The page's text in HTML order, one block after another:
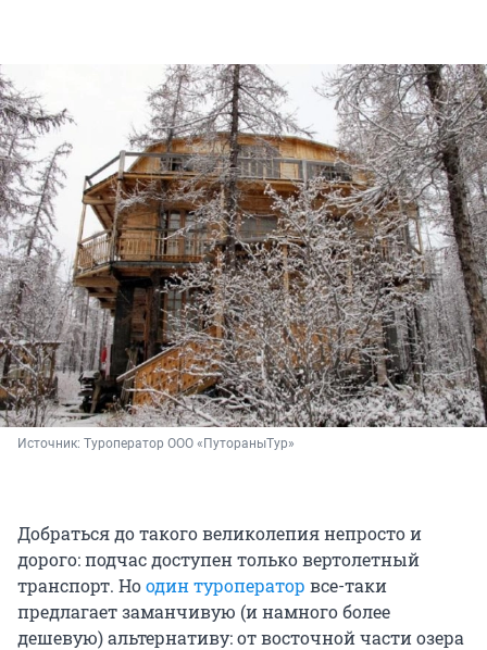
Источник: Туроператор ООО «ПутораныТур»
Добраться до такого великолепия непросто и
дорого: подчас доступен только вертолетный
транспорт. Ноодин туроператор все-таки
предлагает заманчивую (и намного более
дешевую) альтернативу: от восточной части озера